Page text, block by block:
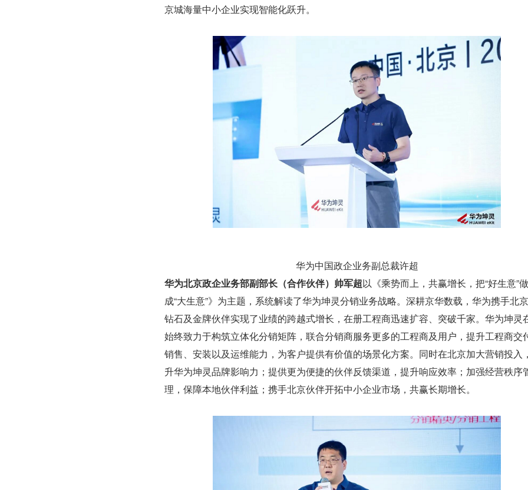
京城海量中小企业实现智能化跃升。
华为中国政企业务副总裁许超
华为北京政企业务部副部长（合作伙伴）帅军超以《乘势而上，共赢增长，把“好生意”做
成“大生意”》为主题，系统解读了华为坤灵分销业务战略。深耕京华数载，华为携手北
钻石及金牌伙伴实现了业绩的跨越式增长，在册工程商迅速扩容、突破千家。华为坤灵
始终致力于构筑立体化分销矩阵，联合分销商服务更多的工程商及用户，提升工程商交
销售、安装以及运维能力，为客户提供有价值的场景化方案。同时在北京加大营销投入
升华为坤灵品牌影响力；提供更为便捷的伙伴反馈渠道，提升响应效率；加强经营秩序
理，保障本地伙伴利益；携手北京伙伴开拓中小企业市场，共赢长期增长。